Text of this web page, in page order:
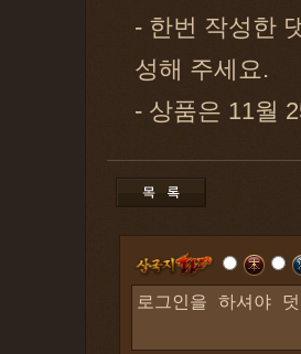
- 한번 작성한
성해 주세요.
- 상품은 11월